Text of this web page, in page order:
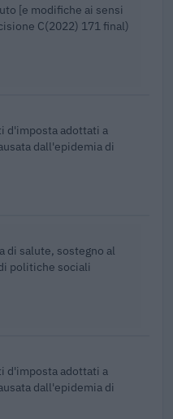
[e modifiche ai sensi
C(2022) 171 final)
d'imposta adottati a
dall'epidemia di
di salute, sostegno al
politiche sociali
d'imposta adottati a
dall'epidemia di